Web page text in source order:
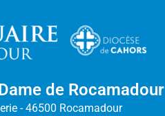
de Rocamadour
- 46500 Rocamadour